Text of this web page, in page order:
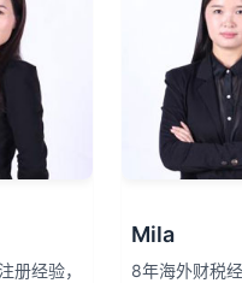
册经验，
Mila
8年海外财税